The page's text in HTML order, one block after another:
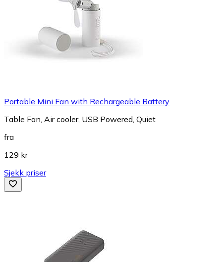
Portable Mini Fan with Rechargeable Battery
Table Fan, Air cooler, USB Powered, Quiet
fra
129 kr
Sjekk priser